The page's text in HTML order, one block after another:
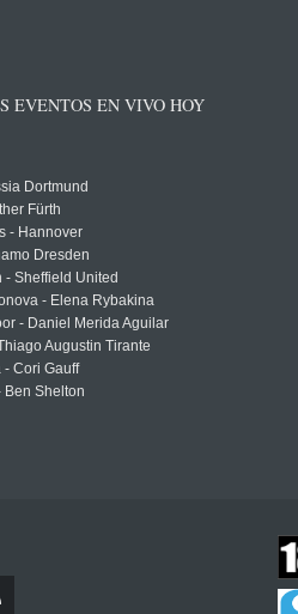
EVENTOS EN VIVO HOY
Dortmund
Fürth
- Hannover
Dresden
- Sheffield United
- Elena Rybakina
- Daniel Merida Aguilar
Augustin Tirante
Cori Gauff
Ben Shelton